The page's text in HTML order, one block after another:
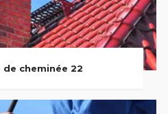
de cheminée 22